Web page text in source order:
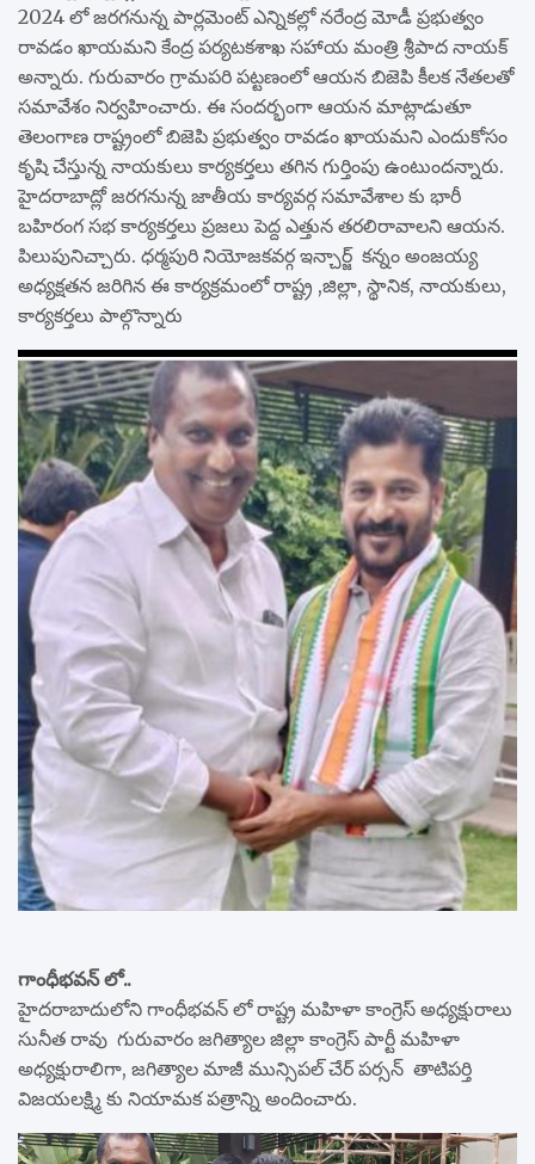
2024 లో జరగనున్న పార్లమెంట్ ఎన్నికల్లో నరేంద్ర మోడీ ప్రభుత్వం
రావడం ఖాయమని కేంద్ర పర్యటకశాఖ సహాయ మంత్రి శ్రీపాద నాయక్
అన్నారు. గురువారం గ్రామపరి పట్టణంలో ఆయన బిజెపి కీలక నేతలతో
సమావేశం నిర్వహించారు. ఈ సందర్భంగా ఆయన మాట్లాడుతూ
తెలంగాణ రాష్ట్రంలో బిజెపి ప్రభుత్వం రావడం ఖాయమని ఎందుకోసం
కృషి చేస్తున్న నాయకులు కార్యకర్తలు తగిన గుర్తింపు ఉంటుందన్నారు.
హైదరాబాద్లో జరగనున్న జాతీయ కార్యవర్గ సమావేశాల కు భారీ
బహిరంగ సభ కార్యకర్తలు ప్రజలు పెద్ద ఎత్తున తరలిరావాలని ఆయన.
పిలుపునిచ్చారు. ధర్మపురి నియోజకవర్గ ఇన్చార్జ్ కన్నం అంజయ్య
అధ్యక్షతన జరిగిన ఈ కార్యక్రమంలో రాష్ట్ర ,జిల్లా, స్థానిక, నాయకులు,
కార్యకర్తలు పాల్గొన్నారు
గాంధీభవన్ లో..
హైదరాబాదులోని గాంధీభవన్ లో రాష్ట్ర మహిళా కాంగ్రెస్ అధ్యక్షురాలు
సునీత రావు గురువారం జగిత్యాల జిల్లా కాంగ్రెస్ పార్టీ మహిళా
అధ్యక్షురాలిగా, జగిత్యాల మాజీ మున్సిపల్ చేర్ పర్సన్ తాటిపర్తి
విజయలక్ష్మి కు నియామక పత్రాన్ని అందించారు.